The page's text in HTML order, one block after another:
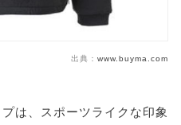
出典： www.buyma.com
は、スポーツライクな印象